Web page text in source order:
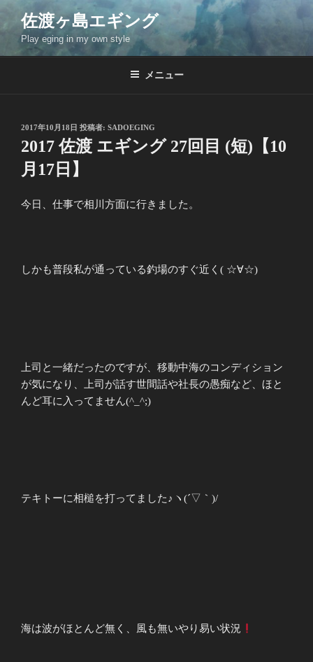
コ
ン
ン
佐渡ヶ島エギング
Play eging in my own style
メニュー
投
稿
日:
2017年10月18日 投稿者: SADOEGING
2017 佐渡 エギング 27回目 (短)【10
月17日】
今日、仕事で相川方面に行きました。
しかも普段私が通っている釣場のすぐ近く( ☆∀☆)
上司と一緒だったのですが、移動中海のコンディション
が気になり、上司が話す世間話や社長の愚痴など、ほと
んど耳に入ってません(^_^;)
テキトーに相槌を打ってました♪ヽ(´▽｀)/
海は波がほとんど無く、風も無いやり易い状況